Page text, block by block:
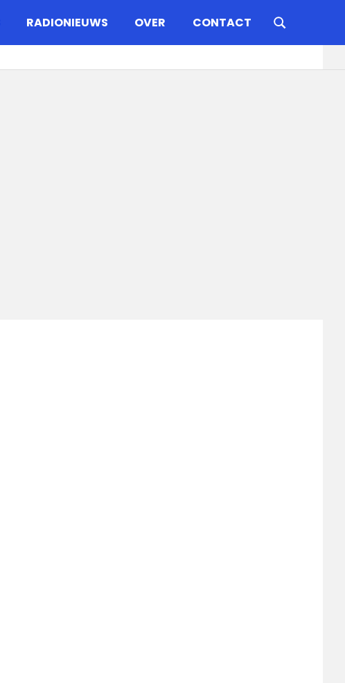
RADIONIEUWS OVER CONTACT